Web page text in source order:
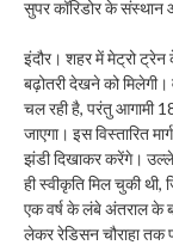
सुपर कॉरिडोर के संस्थान
इंदौर। शहर में मेट्रो ट्रेन
बढ़ोतरी देखने को मिलेगी।
चल रही है, परंतु आगामी
जाएगा। इस विस्तारित
झंडी दिखाकर करेंगे।
ही स्वीकृति मिल चुकी थी,
एक वर्ष के लंबे अंतराल के
लेकर रेडिसन चौराहा तक